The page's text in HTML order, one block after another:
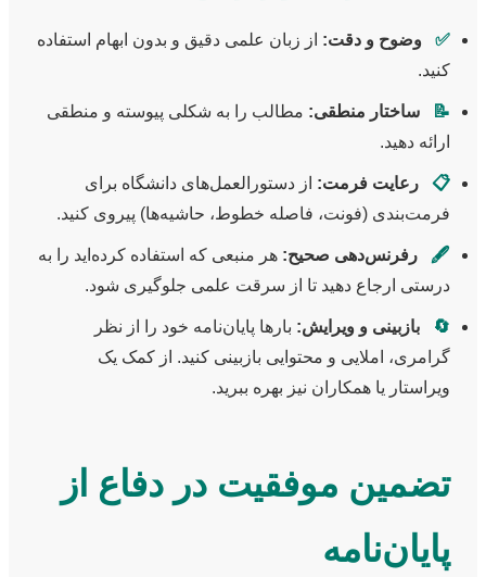
✅ وضوح و دقت: از زبان علمی دقیق و بدون ابهام استفاده
کنید.
📝 ساختار منطقی: مطالب را به شکلی پیوسته و منطقی
ارائه دهید.
📋 رعایت فرمت: از دستورالعمل‌های دانشگاه برای
فرمت‌بندی (فونت، فاصله خطوط، حاشیه‌ها) پیروی کنید.
🖋️ رفرنس‌دهی صحیح: هر منبعی که استفاده کرده‌اید را به
درستی ارجاع دهید تا از سرقت علمی جلوگیری شود.
🔄 بازبینی و ویرایش: بارها پایان‌نامه خود را از نظر
گرامری، املایی و محتوایی بازبینی کنید. از کمک یک
ویراستار یا همکاران نیز بهره ببرید.
تضمین موفقیت در دفاع از
پایان‌نامه